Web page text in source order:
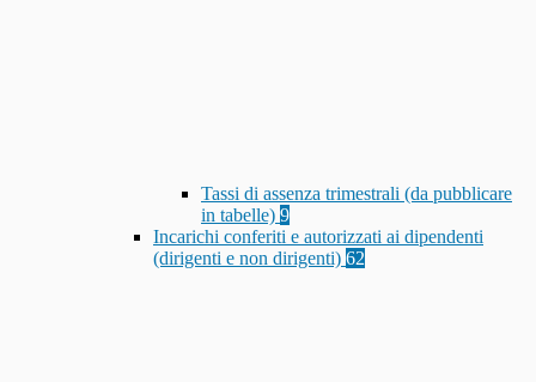
Tassi di assenza trimestrali (da pubblicare
in tabelle) 9
Incarichi conferiti e autorizzati ai dipendenti
(dirigenti e non dirigenti) 62